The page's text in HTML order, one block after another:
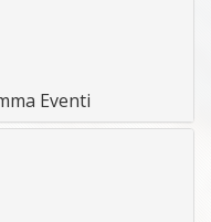
Eventi